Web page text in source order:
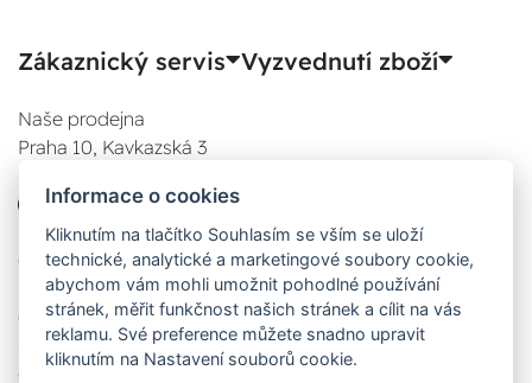
Zákaznický servis Vyzvednutí zboží
Naše prodejna
Praha 10, Kavkazská 3
777 780 841
08:00 - 17:00
08:00 - 17:00
08:00 - 17:00
Informace o cookies
Kliknutím na tlačítko Souhlasím se vším se uloží
technické, analytické a marketingové soubory cookie,
abychom vám mohli umožnit pohodlné používání
stránek, měřit funkčnost našich stránek a cílit na vás
reklamu. Své preference můžete snadno upravit
kliknutím na Nastavení souborů cookie.